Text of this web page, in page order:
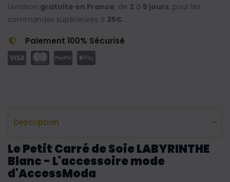
Livraison gratuite en France, de 2 à 5 jours, pour les
commandes supérieures à 35€.
Paiement 100% Sécurisé
Description
Le Petit Carré de Soie LABYRINTHE
Blanc - L'accessoire mode
d'AccessModa